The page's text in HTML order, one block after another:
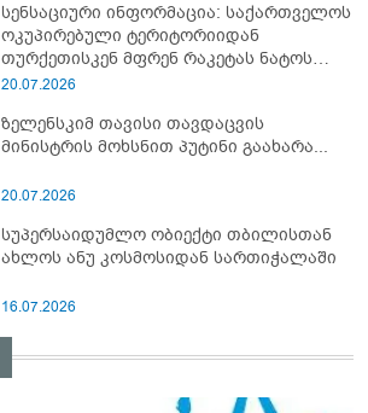
სენსაციური ინფორმაცია: საქართველოს
ოკუპირებული ტერიტორიიდან
თურქეთისკენ მფრენ რაკეტას ნატოს
სამიტი კინაღამ ჩაუშლია
20.07.2026
ზელენსკიმ თავისი თავდაცვის
მინისტრის მოხსნით პუტინი გაახარა...
20.07.2026
სუპერსაიდუმლო ობიექტი თბილისთან
ახლოს ანუ კოსმოსიდან სართიჭალაში
16.07.2026